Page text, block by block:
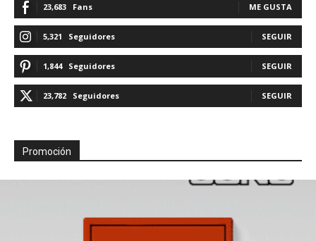
23,683 Fans ME GUSTA
5,321 Seguidores SEGUIR
1,844 Seguidores SEGUIR
23,782 Seguidores SEGUIR
Promoción